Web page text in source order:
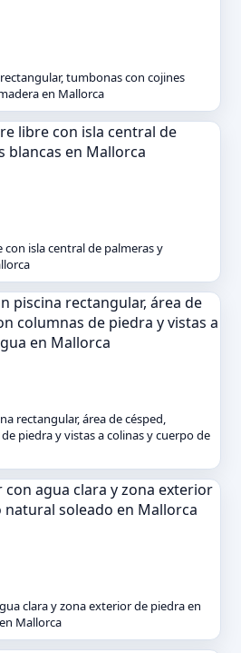
tumbonas con cojines
en Mallorca
con isla central de palmeras y
rectangular, área de césped,
piedra y vistas a colinas y cuerpo de
clara y zona exterior de piedra en
Mallorca